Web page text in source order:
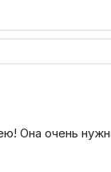
Она очень